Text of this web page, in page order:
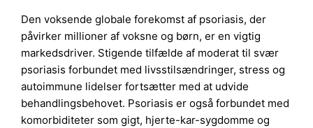
Den voksende globale forekomst af psoriasis, der
påvirker millioner af voksne og børn, er en vigtig
markedsdriver. Stigende tilfælde af moderat til svær
psoriasis forbundet med livsstilsændringer, stress og
autoimmune lidelser fortsætter med at udvide
behandlingsbehovet. Psoriasis er også forbundet med
komorbiditeter som gigt, hjerte-kar-sygdomme og